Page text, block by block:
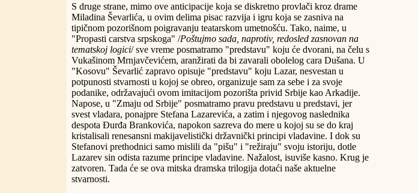
S druge strane, mimo ove anticipacije koja se diskretno provlači kroz drame
Miladina Ševarlića, u ovim delima pisac razvija i igru koja se zasniva na
tipičnom pozorišnom poigravanju teatarskom umetnošću. Tako, naime, u
"Propasti carstva srpskoga" /Poštujmo sada, naprotiv, redosled zasnovan na
tematskoj logici/ sve vreme posmatramo "predstavu" koju će dvorani, na čelu s
Vukašinom Mrnjavčevićem, aranžirati da bi zavarali obolelog cara Dušana. U
"Kosovu" Ševarlić zapravo opisuje "predstavu" koju Lazar, nesvestan u
potpunosti stvarnosti u kojoj se obreo, organizuje sam za sebe i za svoje
podanike, održavajući ovom imitacijom pozorišta privid Srbije kao Arkadije.
Napose, u "Zmaju od Srbije" posmatramo pravu predstavu u predstavi, jer
svest vladara, ponajpre Stefana Lazarevića, a zatim i njegovog naslednika
despota Đurđa Brankovića, napokon sazreva do mere u kojoj su se do kraj
kristalisali renesansni makijavelistički državnički principi vladavine. I dok su
Stefanovi prethodnici samo mislili da "pišu" i "režiraju" svoju istoriju, dotle
Lazarev sin odista razume principe vladavine. Nažalost, isuviše kasno. Krug je
zatvoren. Tada će se ova mitska dramska trilogija dotaći naše aktuelne
stvarnosti.